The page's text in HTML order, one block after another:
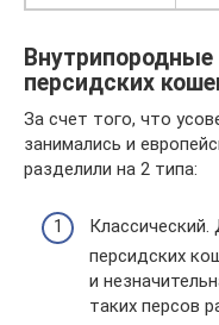
персидских
За счет того, что
занимались и
разделили на 2 типа:
персидских
и
таких персов